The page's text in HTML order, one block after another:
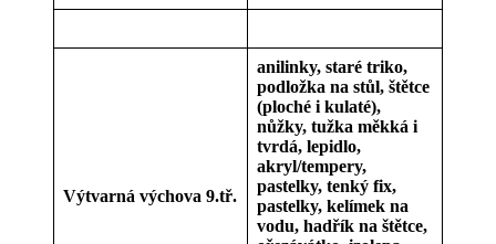
Výtvarná výchova 9.tř.
anilinky, staré triko,
podložka na stůl, štětce
(ploché i kulaté),
nůžky, tužka měkká i
tvrdá, lepidlo,
akryl/tempery,
pastelky, tenký fix,
pastelky, kelímek na
vodu, hadřík na štětce,